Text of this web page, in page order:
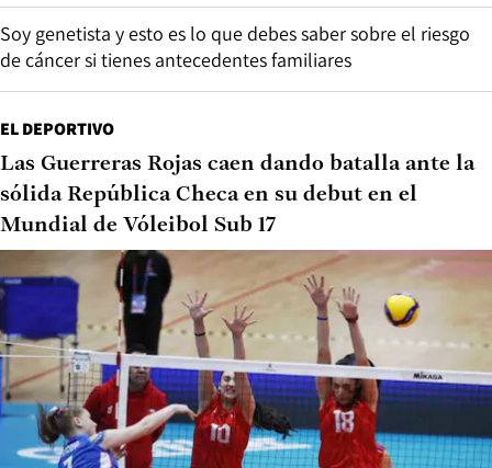
Soy genetista y esto es lo que debes saber sobre el riesgo
de cáncer si tienes antecedentes familiares
EL DEPORTIVO
Las Guerreras Rojas caen dando batalla ante la
sólida República Checa en su debut en el
Mundial de Vóleibol Sub 17